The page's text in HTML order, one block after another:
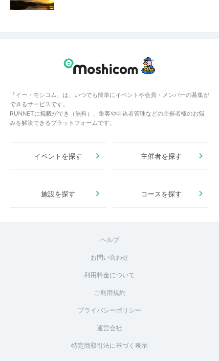
「イー・モシコム」は、いつでも簡単にイベントや会員・メンバーの募集が
できるサービスです。
RUNNETに掲載ができ（無料）、集客や申込者管理などの主催者様のお悩
みを解決できるプラットフォームです。
イベントを探す 主催者を探す
施設を探す コースを探す
ヘルプ
お問い合わせ
利用料金について
ご利用規約
プライバシーポリシー
運営会社
特定商取引法に基づく表示